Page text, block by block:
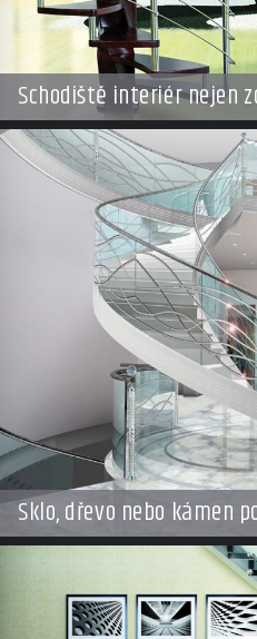
Schodiště interiér nejen
Sklo, dřevo nebo kámen